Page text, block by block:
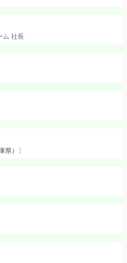
ム 社長
県）〕